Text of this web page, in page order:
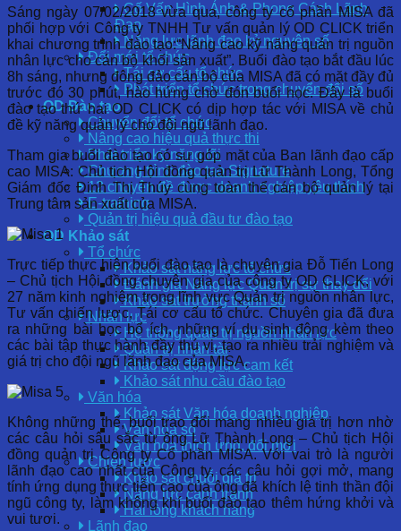
Cố Vấn Hình Ảnh & Phong Cách Lãnh
Đạo
Năng lực lãnh đạo kỷ nguyên số
Đổi mới tổ chức
Tái cơ cấu tổ chức
Phát triển tổ chức trong chuyển đổi số
OD Đào tạo
Chuyển đổi tổ chức
Nâng cao hiệu quả thực thi
Phát triển kỹ năng lõi
Chương trình đào tạo Signature
12 chuyên đề được doanh nghiệp yêu thích
E-training
Quản trị hiệu quả đầu tư đào tạo
OD Khảo sát
Tổ chức
Khảo sát năng lực tổ chức
Đánh giá Năng lực Quản trị sự thay đổi
Khảo sát trưởng thành số
Nhân lực
Hệ thống quản trị nguồn nhân lực
Quản trị nhân tài
Khảo sát động lực cam kết
Khảo sát nhu cầu đào tạo
Văn hóa
Khảo sát Văn hóa doanh nghiệp
Văn hóa số
Văn hóa thích ứng, đổi mới
Chiến lược
Khảo sát chuỗi giá trị
Năng lực cạnh tranh
Hài lòng khách hàng
Lãnh đạo
Sáng ngày 07/02/2018 vừa qua, công ty cổ phần MISA đã
phối hợp với Công ty TNHH Tư vấn quản lý OD CLICK triển
khai chương trình đào tạo:“Nâng cao kỹ năng quản trị nguồn
nhân lực cho cán bộ khối sản xuất”. Buổi đào tạo bắt đầu lúc
8h sáng, nhưng đông đảo cán bộ của MISA đã có mặt đầy đủ
trước đó 30 phút, hào hứng chờ đón buổi học. Đây là buổi
đào tạo thứ hai OD CLICK có dịp hợp tác với MISA về chủ
đề kỹ năng quản lý cho đội ngũ lãnh đạo.
Tham gia buổi đào tạo có sự góp mặt của Ban lãnh đạo cấp
cao MISA: Chủ tịch Hội đồng quản trị Lữ Thành Long, Tổng
Giám đốc Đinh Thị Thúy cùng toàn thể cán bộ quản lý tại
Trung tâm sản xuất của MISA.
Trực tiếp thực hiện buổi đào tạo là chuyên gia Đỗ Tiến Long
– Chủ tịch Hội đồng chuyên gia của công ty OD CLICK, với
27 năm kinh nghiệm trong lĩnh vực Quản trị nguồn nhân lực,
Tư vấn chiến lược, Tái cơ cấu tổ chức. Chuyên gia đã đưa
ra những bài học bổ ích, những ví dụ sinh động kèm theo
các bài tập thực hành đầy thú vị, tạo ra nhiều trải nghiệm và
giá trị cho đội ngũ lãnh đạo của MISA.
Không những thế, buổi trao đổi mang nhiều giá trị hơn nhờ
các câu hỏi sâu sắc từ ông Lữ Thành Long – Chủ tịch Hội
đồng quản trị Công ty Cổ phần MISA. Với vai trò là người
lãnh đạo cao nhất của Công ty, các câu hỏi gợi mở, mang
tính ứng dụng thực tiễn cao của ông đã khích lệ tinh thần đội
ngũ công ty, làm không khí buổi đào tạo thêm hứng khởi và
vui tươi.